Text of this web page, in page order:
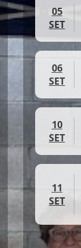
05
SET
06
SET
10
SET
11
SET